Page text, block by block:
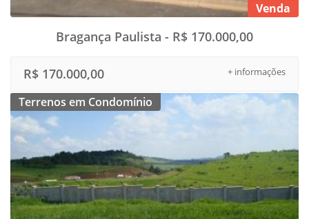
Venda
Bragança Paulista - R$ 170.000,00
+ informações
R$ 170.000,00
Terrenos em Condomínio